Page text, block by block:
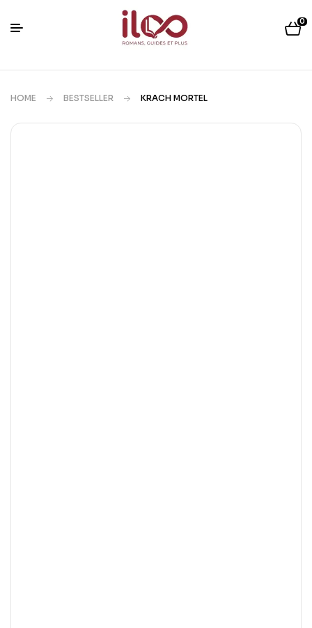
0
HOME BESTSELLER KRACH MORTEL